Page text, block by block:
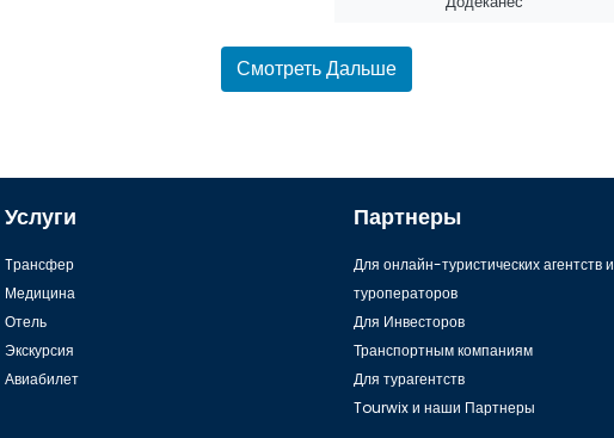
Смотреть Дальше
Услуги
Tрансфер
Медицина
Отель
Экскурсия
Авиабилет
Партнеры
Для онлайн-туристических агентств и
туроператоров
Для Инвесторов
Транспортным компаниям
Для турагентств
Tourwix и наши Партнеры